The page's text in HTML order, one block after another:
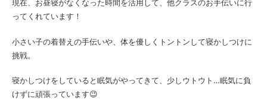
現在、お昼寝がなくなった時間を活用して、他クラスのお手伝いに行
ってくれています！
小さい子の着替えの手伝いや、体を優しくトントンして寝かしつけに
挑戦。
寝かしつけをしていると眠気がやってきて、少しウトウト…眠気に負
けずに頑張っています😉